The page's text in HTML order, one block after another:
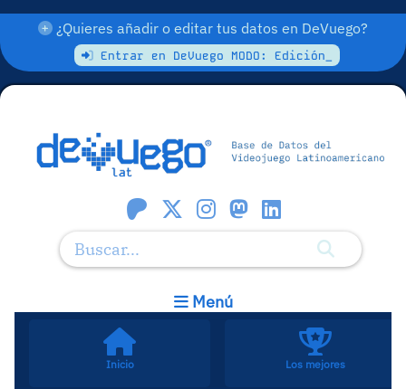
¿Quieres añadir o editar tus datos en DeVuego?
Entrar en DeVuego MODO: Edición_
Menú
Inicio Los mejores